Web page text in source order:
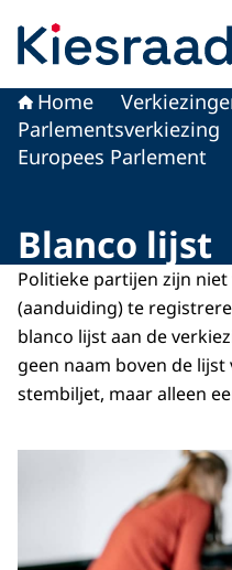
Home
Parlementsverkiezing
Europees Parlement
Blanco lijst
Politieke partijen zijn
(aanduiding) te
blanco lijst aan de
geen naam boven de
stembiljet, maar alleen